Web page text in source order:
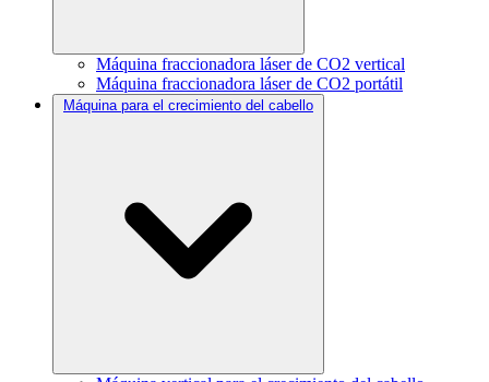
Máquina fraccionadora láser de CO2 vertical
Máquina fraccionadora láser de CO2 portátil
Máquina para el crecimiento del cabello